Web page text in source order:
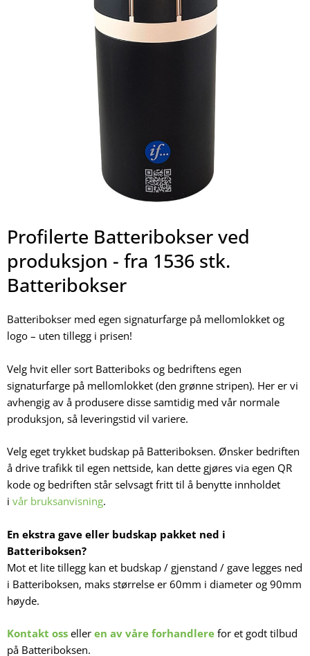
Profilerte Batteribokser ved
produksjon - fra 1536 stk.
Batteribokser
Batteribokser med egen signaturfarge på mellomlokket og
logo – uten tillegg i prisen!
Velg hvit eller sort Batteriboks og bedriftens egen
signaturfarge på mellomlokket (den grønne stripen). Her er vi
avhengig av å produsere disse samtidig med vår normale
produksjon, så leveringstid vil variere.
Velg eget trykket budskap på Batteriboksen. Ønsker bedriften
å drive trafikk til egen nettside, kan dette gjøres via egen QR
kode og bedriften står selvsagt fritt til å benytte innholdet
i vår bruksanvisning.
En ekstra gave eller budskap pakket ned i
Batteriboksen?
Mot et lite tillegg kan et budskap / gjenstand / gave legges ned
i Batteriboksen, maks størrelse er 60mm i diameter og 90mm
høyde.
Kontakt oss eller en av våre forhandlere for et godt tilbud
på Batteriboksen.